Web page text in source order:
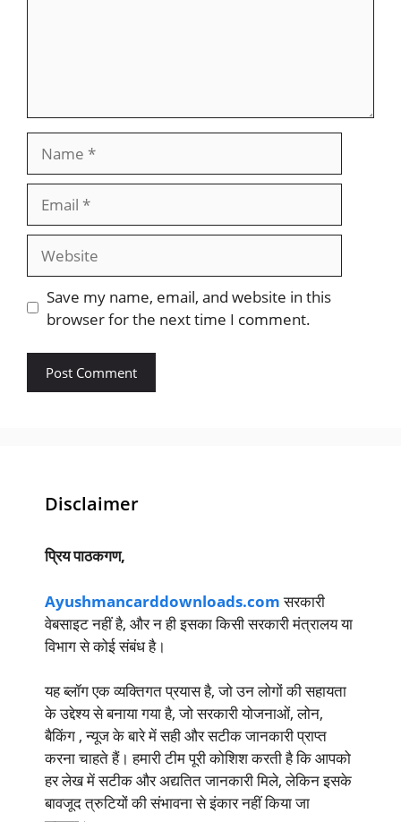
Website
Save my name, email, and website in this
browser for the next time I comment.
Disclaimer
प्रिय पाठकगण,
Ayushmancarddownloads.comसरकारी
वेबसाइट नहीं है, और न ही इसका किसी सरकारी मंत्रालय या
विभाग से कोई संबंध है।
यह ब्लॉग एक व्यक्तिगत प्रयास है, जो उन लोगों की सहायता
के उद्देश्य से बनाया गया है, जो सरकारी योजनाओं, लोन,
बैकिंग , न्यूज के बारे में सही और सटीक जानकारी प्राप्त
करना चाहते हैं। हमारी टीम पूरी कोशिश करती है कि आपको
हर लेख में सटीक और अद्यतित जानकारी मिले, लेकिन इसके
बावजूद त्रुटियों की संभावना से इंकार नहीं किया जा